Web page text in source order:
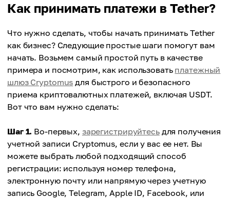
Как принимать платежи в Tether?
Что нужно сделать, чтобы начать принимать Tether
как бизнес? Следующие простые шаги помогут вам
начать. Возьмем самый простой путь в качестве
примера и посмотрим, как использовать платежный
шлюз Cryptomus для быстрого и безопасного
приема криптовалютных платежей, включая USDT.
Вот что вам нужно сделать:
Шаг 1. Во-первых, зарегистрируйтесьдля получения
учетной записи Cryptomus, если у вас ее нет. Вы
можете выбрать любой подходящий способ
регистрации: используя номер телефона,
электронную почту или напрямую через учетную
запись Google, Telegram, Apple ID, Facebook, или